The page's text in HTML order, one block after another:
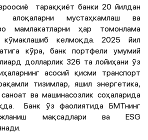
тараққиёт банки 20 йилдан
алоқаларни мустаҳкамлаш ва
мамлакатларни ҳар томонлама
кўмаклашиб келмоқда.2025 йил
кўра, банк портфели умумий
долларлик 326 та лойиҳани ўз
асосий қисми транспорт
тизимлар, яшил энергетика,
ва машинасозлик соҳаларида
Банк ўз фаолиятида БМТнинг
мақсадлари ва ESG